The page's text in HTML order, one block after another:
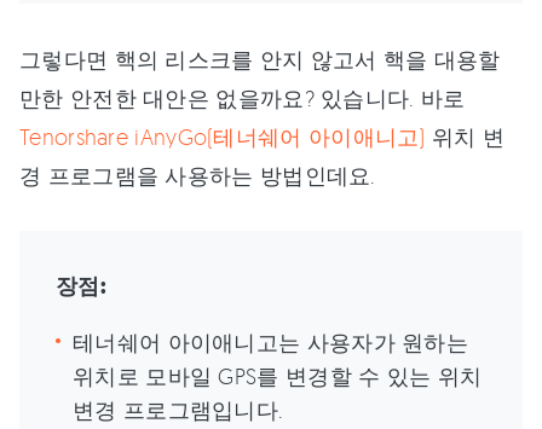
그렇다면 핵의 리스크를 안지 않고서 핵을 대용할
만한 안전한 대안은 없을까요? 있습니다. 바로
Tenorshare iAnyGo(테너쉐어 아이애니고) 위치 변
경 프로그램을 사용하는 방법인데요.
장점:
테너쉐어 아이애니고는 사용자가 원하는
위치로 모바일 GPS를 변경할 수 있는 위치
변경 프로그램입니다.